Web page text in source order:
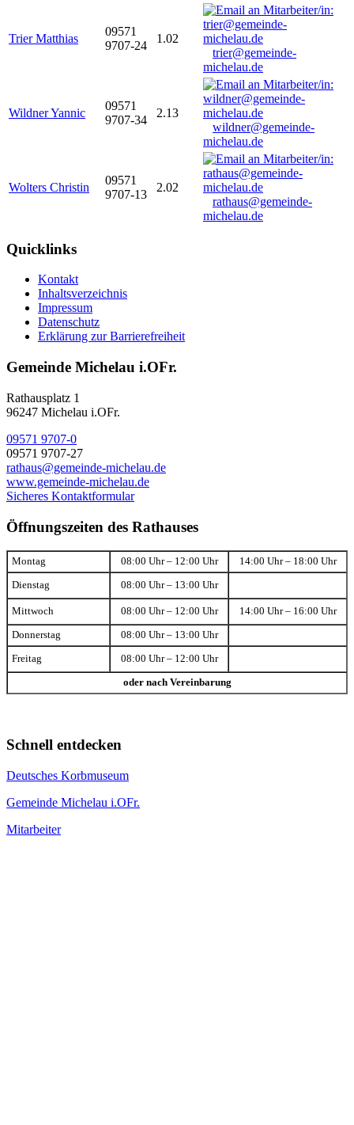
Trier Matthias
09571
9707-24
1.02
trier@gemeinde-
michelau.de
Wildner Yannic
09571
9707-34
2.13
wildner@gemeinde-
michelau.de
Wolters Christin
09571
9707-13
2.02
rathaus@gemeinde-
michelau.de
Quicklinks
Kontakt
Inhaltsverzeichnis
Impressum
Datenschutz
Erklärung zur Barrierefreiheit
Gemeinde Michelau i.OFr.
Rathausplatz 1
96247 Michelau i.OFr.
09571 9707-0
09571 9707-27
rathaus@gemeinde-michelau.de
www.gemeinde-michelau.de
Sicheres Kontaktformular
Öffnungszeiten des Rathauses
Montag 08:00 Uhr – 12:00 Uhr 14:00 Uhr – 18:00 Uhr
Dienstag 08:00 Uhr – 13:00 Uhr
Mittwoch 08:00 Uhr – 12:00 Uhr 14:00 Uhr – 16:00 Uhr
Donnerstag 08:00 Uhr – 13:00 Uhr
Freitag 08:00 Uhr – 12:00 Uhr
oder nach Vereinbarung
Schnell entdecken
Deutsches Korbmuseum
Gemeinde Michelau i.OFr.
Mitarbeiter